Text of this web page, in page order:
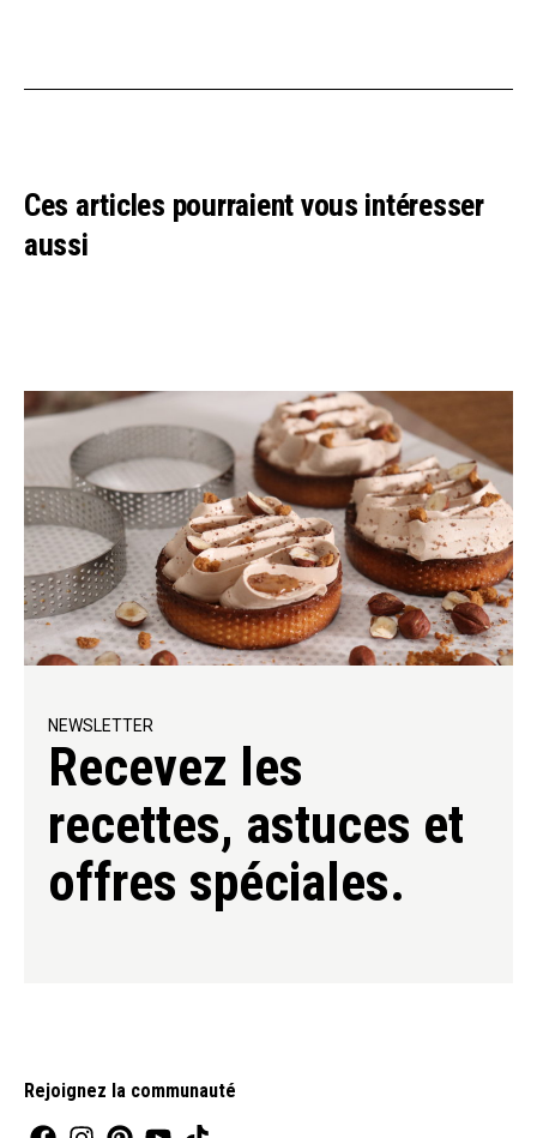
Ces articles pourraient vous intéresser
aussi
NEWSLETTER
Recevez les
recettes, astuces et
offres spéciales.
Rejoignez la communauté